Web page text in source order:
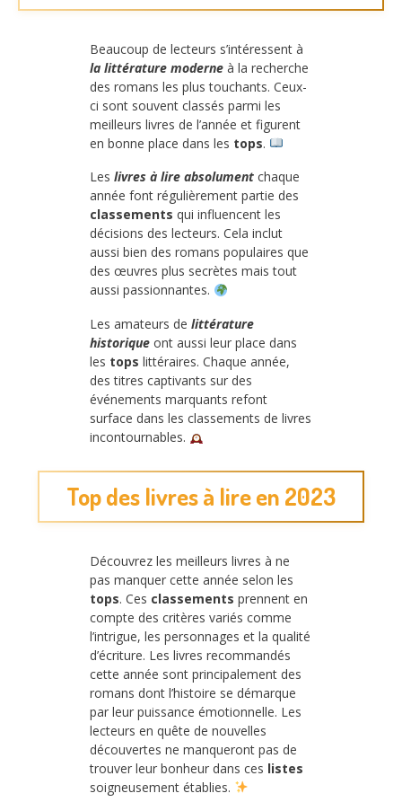
Beaucoup de lecteurs s’intéressent à
la littérature moderne à la recherche
des romans les plus touchants. Ceux-
ci sont souvent classés parmi les
meilleurs livres de l’année et figurent
en bonne place dans les tops.
Les livres à lire absolument chaque
année font régulièrement partie des
classements qui influencent les
décisions des lecteurs. Cela inclut
aussi bien des romans populaires que
des œuvres plus secrètes mais tout
aussi passionnantes.
Les amateurs de littérature
historique ont aussi leur place dans
les tops littéraires. Chaque année,
des titres captivants sur des
événements marquants refont
surface dans les classements de livres
incontournables.
Top des livres à lire en 2023
Découvrez les meilleurs livres à ne
pas manquer cette année selon les
tops. Ces classements prennent en
compte des critères variés comme
l’intrigue, les personnages et la qualité
d’écriture. Les livres recommandés
cette année sont principalement des
romans dont l’histoire se démarque
par leur puissance émotionnelle. Les
lecteurs en quête de nouvelles
découvertes ne manqueront pas de
trouver leur bonheur dans ces listes
soigneusement établies.